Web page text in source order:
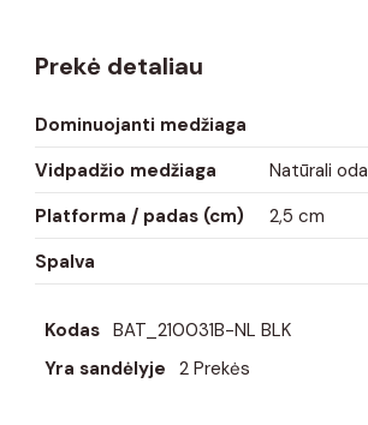
Prekė detaliau
Dominuojanti medžiaga
Vidpadžio medžiaga
Natūrali oda
Platforma / padas (cm)
2,5 cm
Spalva
Kodas BAT_210031B-NL BLK
Yra sandėlyje 2 Prekės